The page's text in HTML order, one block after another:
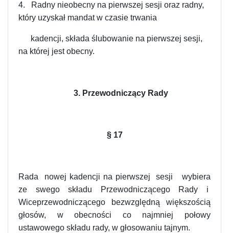
4. Radny nieobecny na pierwszej sesji oraz radny,
który uzyskał mandat w czasie trwania
kadencji, składa ślubowanie na pierwszej sesji,
na której jest obecny.
3. Przewodniczący Rady
§ 17
Rada nowej kadencji na pierwszej sesji wybiera
ze swego składu Przewodniczącego Rady i
Wiceprzewodniczącego bezwzględną większością
głosów, w obecności co najmniej połowy
ustawowego składu rady, w głosowaniu tajnym.